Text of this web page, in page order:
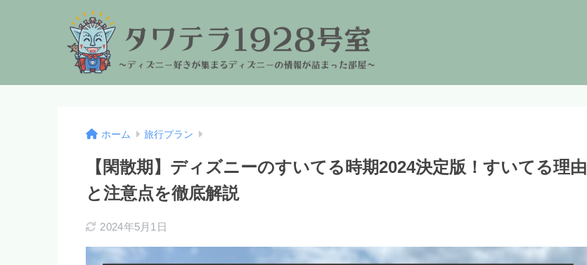
ホーム 旅行プラン
【閑散期】ディズニーのすいてる時期2024決定版！すいてる理由
と注意点を徹底解説
2024年5月1日